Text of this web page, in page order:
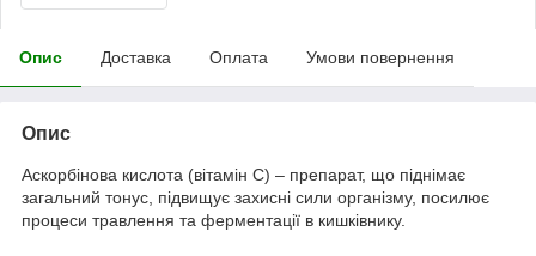
Опис Доставка Оплата Умови повернення
Опис
Аскорбінова кислота (вітамін С) – препарат, що піднімає
загальний тонус, підвищує захисні сили організму, посилює
процеси травлення та ферментації в кишківнику.